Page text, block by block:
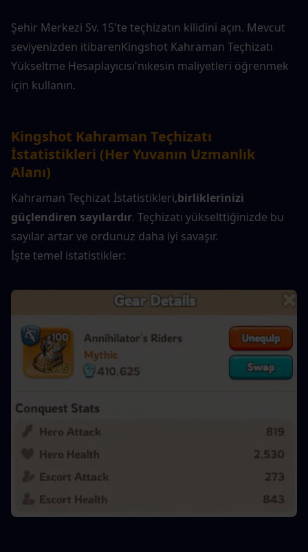
Şehir Merkezi Sv. 15'te teçhizatın kilidini açın. Mevcut
seviyenizden itibarenKingshot Kahraman Teçhizatı
Yükseltme Hesaplayıcısı'nıkesin maliyetleri öğrenmek
için kullanın.
Kingshot Kahraman Teçhizatı
İstatistikleri (Her Yuvanın Uzmanlık
Alanı)
Kahraman Teçhizat İstatistikleri,birliklerinizi
güçlendiren sayılardır. Teçhizatı yükselttiğinizde bu
sayılar artar ve ordunuz daha iyi savaşır.
İşte temel istatistikler: